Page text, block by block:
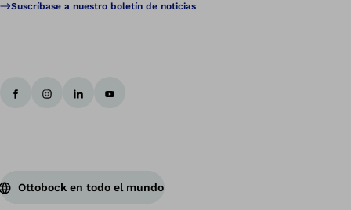
Suscríbase a nuestro boletín de noticias
Ottobock en todo el mundo